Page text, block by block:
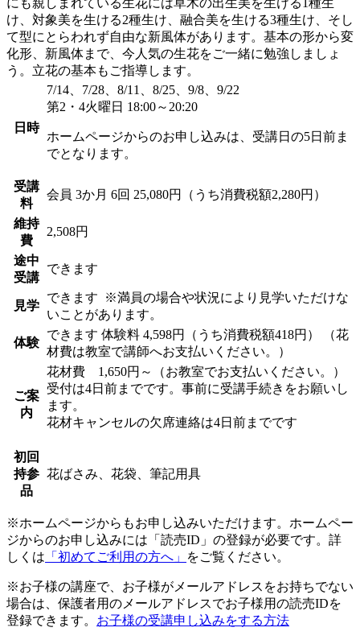
け、対象美を生ける2種生け、融合美を生ける3種生け、そし
て型にとらわれず自由な新風体があります。基本の形から変
化形、新風体まで、今人気の生花をご一緒に勉強しましょ
う。立花の基本もご指導します。
日時
7/14、7/28、8/11、8/25、9/8、9/22
第2・4火曜日 18:00～20:20
ホームページからのお申し込みは、受講日の5日前ま
でとなります。
受講
料
会員 3か月 6回 25,080円（うち消費税額2,280円）
維持
費
2,508円
途中
受講
できます
見学
できます
※満員の場合や状況により見学いただけな
いことがあります。
体験
できます 体験料 4,598円（うち消費税額418円）
（花
材費は教室で講師へお支払いください。）
ご案
内
花材費 1,650円～（お教室でお支払いください。）
受付は4日前までです。事前に受講手続きをお願いし
ます。
花材キャンセルの欠席連絡は4日前までです
初回
持参
品
花ばさみ、花袋、筆記用具
※ホームページからもお申し込みいただけます。ホームペー
ジからのお申し込みには「読売ID」の登録が必要です。詳
しくは 「初めてご利用の方へ」 をご覧ください。
※お子様の講座で、お子様がメールアドレスをお持ちでない
場合は、保護者用のメールアドレスでお子様用の読売IDを
登録できます。 お子様の受講申し込みをする方法